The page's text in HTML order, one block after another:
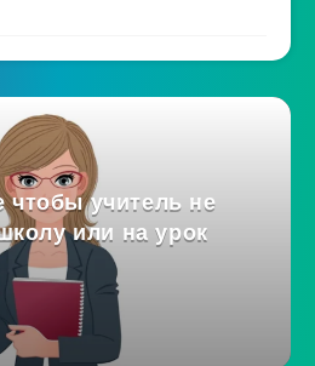
чтобы учитель не
или на урок